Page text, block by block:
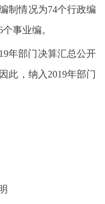
制情况为74个行政编
事业编。
年部门决算汇总公开
此，纳入2019年部门